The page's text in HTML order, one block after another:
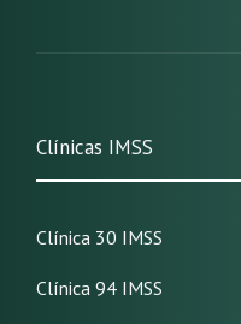
Clínicas IMSS
Clínica 30 IMSS
Clínica 94 IMSS